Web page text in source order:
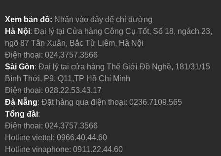
Xem bản đồ: Nhấn vào đây để chỉ đường
Hà Nội: Đại lý tại Cửa hàng Công Cụ Tốt, Số 18, ngách 23,
ngõ 87 Tân Xuân, Bắc Từ Liêm, Hà Nội
Điện thoại: 024.3757.3566
Sài Gòn: Đại lý tại cửa hàng Thế Giới Đồ Nghề, 181/31/15
Bình Thới, P9, Q11,TP Hồ Chí Minh
Điện thoại: 028.22.53.43.17
Đà Nẵng: Đặt hàng qua điện thoại: 0236.7109.565
Tổng đài:
Điện thoại: 024.3757.3566
Hotline viettel: 0966.40.44.60
Hotline vinaphone: 0911.22.44.60